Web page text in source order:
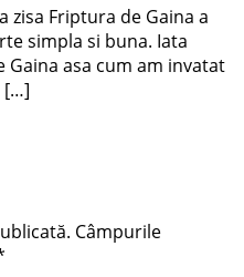
zisa Friptura de Gaina a
simpla si buna. Iata
asa cum am invatat
[…]
Câmpurile